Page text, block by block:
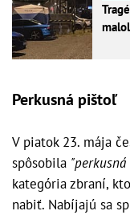
Perkusná pištoľ
V piatok 23. mája
spôsobila
kategória zbraní,
nabiť. Nabíjajú sa